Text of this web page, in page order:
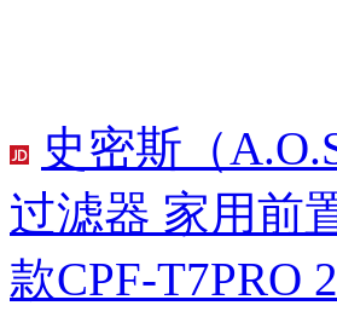
史密斯（
过滤器 家用前
款CPF-T7PRO